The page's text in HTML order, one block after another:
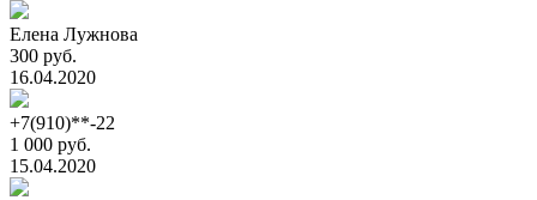
Елена Лужнова
300 руб.
16.04.2020
+7(910)**-22
1 000 руб.
15.04.2020